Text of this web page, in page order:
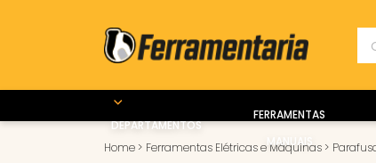
DEPARTAMENTOS
FERRAMENTAS
MANUAIS
Home > Ferramentas Elétricas e Máquinas >